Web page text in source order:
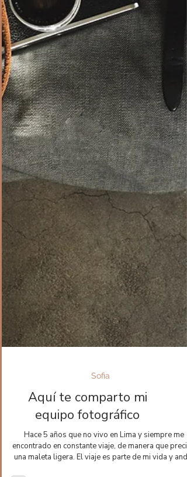
Sofia
Aquí te comparto mi
equipo fotográfico
Hace 5 años que no vivo en Lima y siempre me